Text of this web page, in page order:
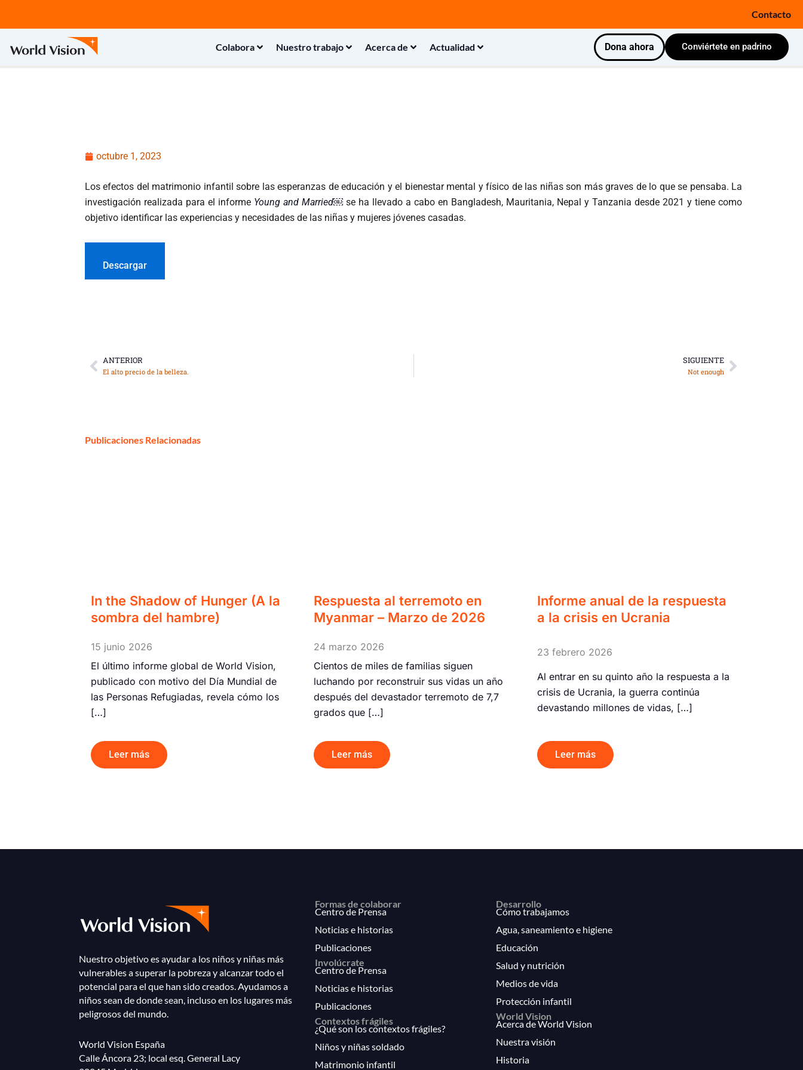
Contacto
Colabora Nuestro trabajo Acerca de Actualidad Dona ahora Conviértete en padrino
octubre 1, 2023
Los efectos del matrimonio infantil sobre las esperanzas de educación y el bienestar mental y físico de las niñas son más graves de lo que se pensaba. La
investigación realizada para el informe Young and Married￼ se ha llevado a cabo en Bangladesh, Mauritania, Nepal y Tanzania desde 2021 y tiene como
objetivo identificar las experiencias y necesidades de las niñas y mujeres jóvenes casadas.
Descargar
AntANTERIOR
El alto precio de la belleza.
SIGUIENTE
Not enoughSiguiente
Publicaciones Relacionadas
In the Shadow of Hunger (A la
sombra del hambre)
15 junio 2026
El último informe global de World Vision,
publicado con motivo del Día Mundial de
las Personas Refugiadas, revela cómo los
[…]
Leer más
Respuesta al terremoto en
Myanmar – Marzo de 2026
24 marzo 2026
Cientos de miles de familias siguen
luchando por reconstruir sus vidas un año
después del devastador terremoto de 7,7
grados que […]
Leer más
Informe anual de la respuesta
a la crisis en Ucrania
23 febrero 2026
Al entrar en su quinto año la respuesta a la
crisis de Ucrania, la guerra continúa
devastando millones de vidas, […]
Leer más
Nuestro objetivo es ayudar a los niños y niñas más
vulnerables a superar la pobreza y alcanzar todo el
potencial para el que han sido creados. Ayudamos a
niños sean de donde sean, incluso en los lugares más
peligrosos del mundo.
World Vision España
Calle Áncora 23; local esq. General Lacy
Formas de colaborar
Centro de Prensa
Noticias e historias
Publicaciones
Involúcrate
Centro de Prensa
Noticias e historias
Publicaciones
Contextos frágiles
¿Qué son los contextos frágiles?
Niños y niñas soldado
Matrimonio infantil
Desarrollo
Cómo trabajamos
Agua, saneamiento e higiene
Educación
Salud y nutrición
Medios de vida
Protección infantil
World Vision
Acerca de World Vision
Nuestra visión
Historia